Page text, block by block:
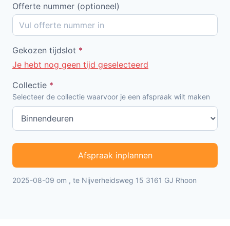
Offerte nummer (optioneel)
Gekozen tijdslot *
Je hebt nog geen tijd geselecteerd
Collectie *
Selecteer de collectie waarvoor je een afspraak wilt maken
Afspraak inplannen
2025-08-09 om , te Nijverheidsweg 15 3161 GJ Rhoon